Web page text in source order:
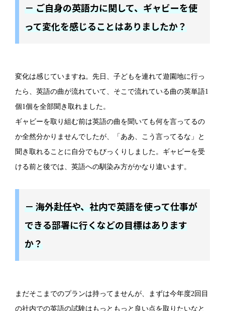
－ ご自身の英語力に関して、ギャビーを使
って変化を感じることはありましたか？
変化は感じていますね。先日、子どもを連れて遊園地に行っ
たら、英語の曲が流れていて、そこで流れている曲の英単語1
個1個を全部聞き取れました。
ギャビーを取り組む前は英語の曲を聞いても何を言ってるの
か全然分かりませんでしたが、「ああ、こう言ってるな」と
聞き取れることに自分でもびっくりしました。ギャビーを受
ける前と後では、英語への馴染み方がかなり違います。
－ 海外赴任や、社内で英語を使って仕事が
できる部署に行くなどの目標はあります
か？
まだそこまでのプランは持ってませんが、まずは今年度2回目
の社内での英語の試験はもっともっと良い点を取りたいなと